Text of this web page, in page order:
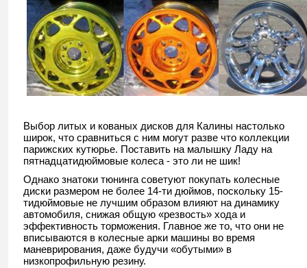
Выбор литых и кованых дисков для Калины настолько
широк, что сравниться с ним могут разве что коллекции
парижских кутюрье. Поставить на малышку Ладу на
пятнадцатидюймовые колеса - это ли не шик!
Однако знатоки тюнинга советуют покупать колесные
диски размером не более 14-ти дюймов, поскольку 15-
тидюймовые не лучшим образом влияют на динамику
автомобиля, снижая общую «резвость» хода и
эффективность торможения. Главное же то, что они не
вписываются в колесные арки машины во время
маневрирования, даже будучи «обутыми» в
низкопрофильную резину.